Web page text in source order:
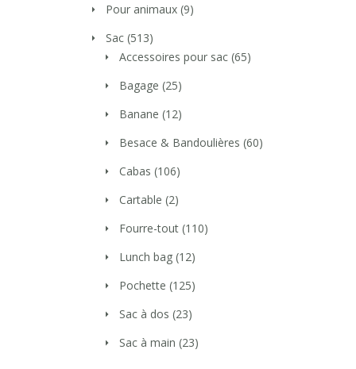
Pour animaux (9)
Sac (513)
Accessoires pour sac (65)
Bagage (25)
Banane (12)
Besace & Bandoulières (60)
Cabas (106)
Cartable (2)
Fourre-tout (110)
Lunch bag (12)
Pochette (125)
Sac à dos (23)
Sac à main (23)